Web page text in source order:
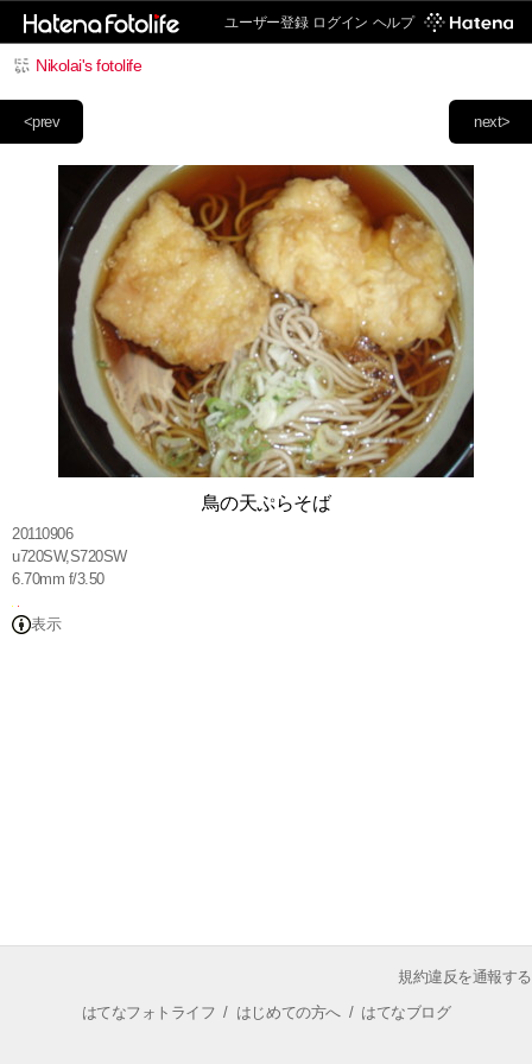
ユーザー登録 ログイン ヘルプ
Nikolai's fotolife
next>
<prev
鳥の天ぷらそば
20110906
u720SW,S720SW
6.70mm f/3.50
表示
規約違反を通報する
はてなフォトライフ / はじめての方へ/ はてなブログ